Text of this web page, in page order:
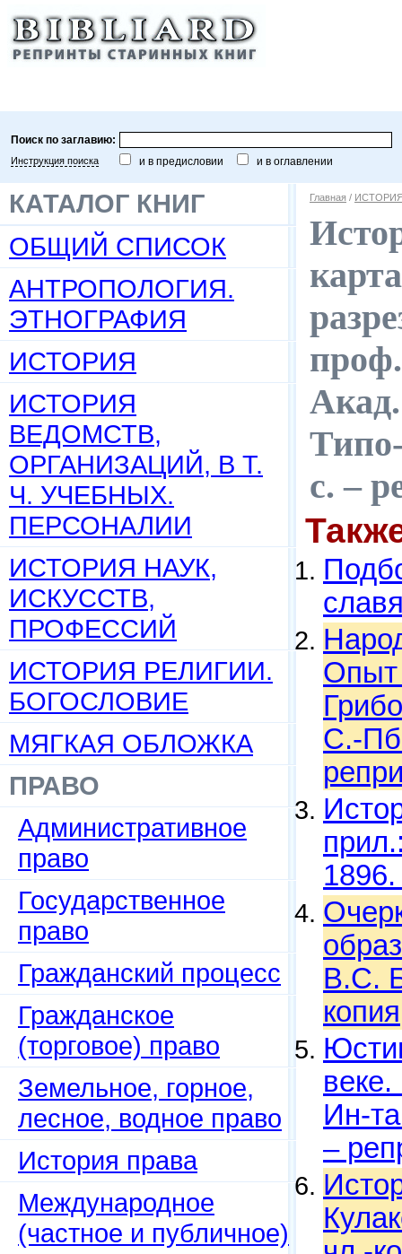
Поиск по заглавию:
Инструкция поиска и в предисловии и в оглавлении
КАТАЛОГ КНИГ
ОБЩИЙ СПИСОК
АНТРОПОЛОГИЯ.
ЭТНОГРАФИЯ
ИСТОРИЯ
ИСТОРИЯ
ВЕДОМСТВ,
ОРГАНИЗАЦИЙ, В Т.
Ч. УЧЕБНЫХ.
ПЕРСОНАЛИИ
ИСТОРИЯ НАУК,
ИСКУССТВ,
ПРОФЕССИЙ
ИСТОРИЯ РЕЛИГИИ.
БОГОСЛОВИЕ
МЯГКАЯ ОБЛОЖКА
ПРАВО
Административное
право
Государственное
право
Гражданский процесс
Гражданское
(торговое) право
Земельное, горное,
лесное, водное право
История права
Международное
(частное и публичное)
Главная /
c. –
Опыт
С.-
В.С.
копия
Ин-
–